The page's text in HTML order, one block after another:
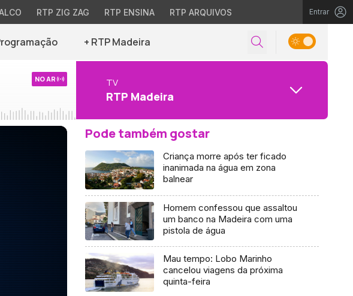
RTP ZIG ZAG RTP ENSINA RTP ARQUIVOS Entrar
+ RTP Madeira
NO AR TV
RTP Madeira
Pode também gostar
Criança morre após ter ficado
inanimada na água em zona
balnear
Homem confessou que assaltou
um banco na Madeira com uma
pistola de água
Mau tempo: Lobo Marinho
cancelou viagens da próxima
quinta-feira